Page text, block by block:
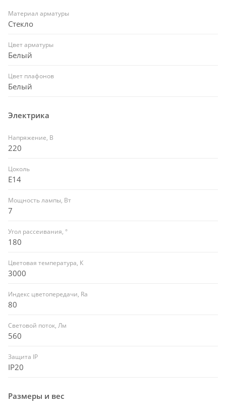
Материал арматуры
Стекло
Цвет арматуры
Белый
Цвет плафонов
Белый
Электрика
Напряжение, В
220
Цоколь
E14
Мощность лампы, Вт
7
Угол рассеивания, °
180
Цветовая температура, К
3000
Индекс цветопередачи, Ra
80
Световой поток, Лм
560
Защита IP
IP20
Размеры и вес